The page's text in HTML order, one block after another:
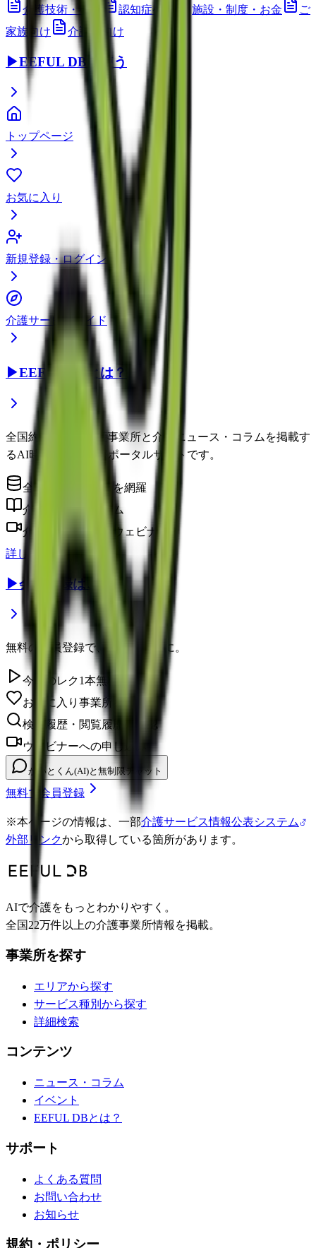
介護技術・ケア 認知症ケア 施設・制度・お金
ご
家族向け
介護職向け
▶EEFUL DBを使う
トップページ
お気に入り
新規登録・ログイン
介護サービスガイド
▶EEFUL DBとは？
全国約22万件の介護事業所と介護ニュース・コラムを掲載す
るAI時代の介護情報ポータルサイトです。
全国の介護事業所を網羅
介護に役立つコラム
介護のプロによるウェビナー
詳しく見る
▶会員登録はこちら
無料の会員登録で、さらに便利に。
今日のレク1本無料視聴
お気に入り事業所を保存
検索履歴・閲覧履歴の確認
ウェビナーへの申し込み
かいとくん(AI)と無制限チャット
無料で会員登録
※本ページの情報は、一部介護サービス情報公表システム
外部リンクから取得している箇所があります。
AIで介護をもっとわかりやすく。
全国22万件以上の介護事業所情報を掲載。
事業所を探す
エリアから探す
サービス種別から探す
詳細検索
コンテンツ
ニュース・コラム
イベント
EEFUL DBとは？
サポート
よくある質問
お問い合わせ
お知らせ
規約・ポリシー